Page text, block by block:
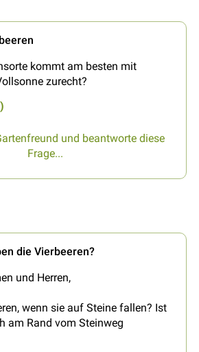
kommt am besten mit
zurecht?
und beantworte diese
Frage...
die Vierbeeren?
und Herren,
wenn sie auf Steine fallen? Ist
am Rand vom Steinweg